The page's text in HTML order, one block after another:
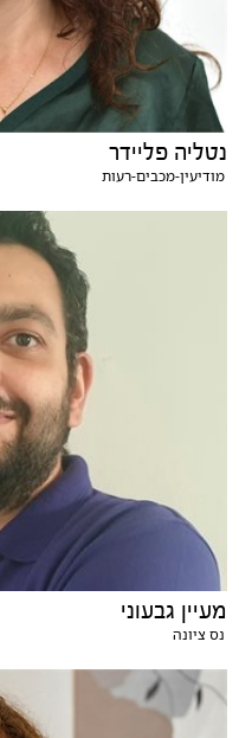
נטליה פליידר
מודיעין-מכבים-רעות
מעיין גבעוני
נס ציונה